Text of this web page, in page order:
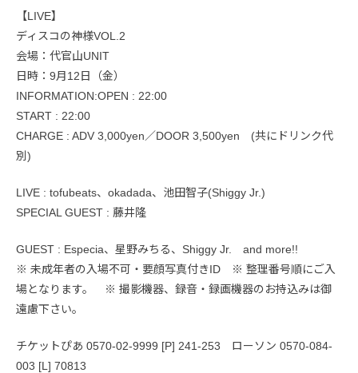
【LIVE】
ディスコの神様VOL.2
会場：代官山UNIT
日時：9月12日（金）
INFORMATION:OPEN : 22:00
START : 22:00
CHARGE : ADV 3,000yen／DOOR 3,500yen (共にドリンク代
別)
LIVE : tofubeats、okadada、池田智子(Shiggy Jr.)
SPECIAL GUEST : 藤井隆
GUEST : Especia、星野みちる、Shiggy Jr. and more!!
※ 未成年者の入場不可・要顔写真付きID ※ 整理番号順にご入
場となります。 ※ 撮影機器、録音・録画機器のお持込みは御
遠慮下さい。
チケットぴあ 0570-02-9999 [P] 241-253 ローソン 0570-084-
003 [L] 70813